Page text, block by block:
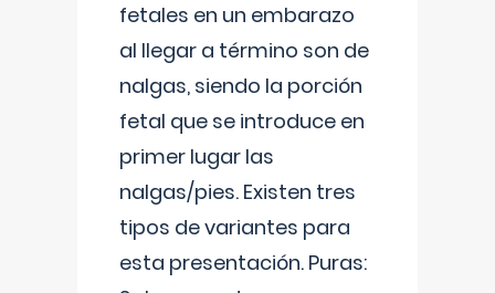
fetales en un embarazo
al llegar a término son de
nalgas, siendo la porción
fetal que se introduce en
primer lugar las
nalgas/pies. Existen tres
tipos de variantes para
esta presentación. Puras: